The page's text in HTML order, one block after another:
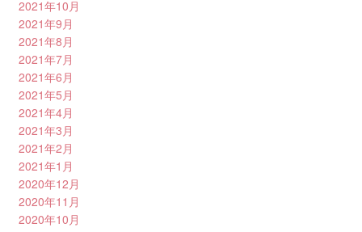
2021年10月
2021年9月
2021年8月
2021年7月
2021年6月
2021年5月
2021年4月
2021年3月
2021年2月
2021年1月
2020年12月
2020年11月
2020年10月